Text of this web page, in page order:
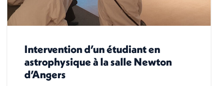
Intervention d’un étudiant en
astrophysique à la salle Newton
d’Angers